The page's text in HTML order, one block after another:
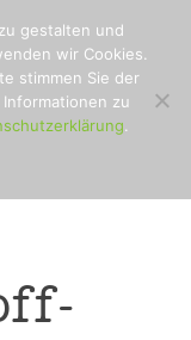
gestalten und
wir Cookies.
stimmen Sie der
zu